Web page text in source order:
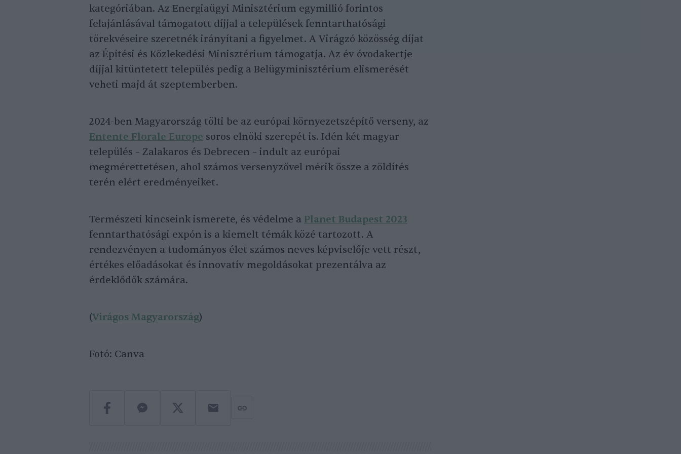
kategóriában. Az Energiaügyi Minisztérium egymillió forintos
felajánlásával támogatott díjjal a települések fenntarthatósági
törekvéseire szeretnék irányítani a figyelmet. A Virágzó közösség díjat
az Építési és Közlekedési Minisztérium támogatja. Az év óvodakertje
díjjal kitüntetett település pedig a Belügyminisztérium elismerését
veheti majd át szeptemberben.
2024-ben Magyarország tölti be az európai környezetszépítő verseny, az
Entente Florale Europe soros elnöki szerepét is. Idén két magyar
település – Zalakaros és Debrecen – indult az európai
megmérettetésen, ahol számos versenyzővel mérik össze a zöldítés
terén elért eredményeiket.
Természeti kincseink ismerete, és védelme a Planet Budapest 2023
fenntarthatósági expón is a kiemelt témák közé tartozott. A
rendezvényen a tudományos élet számos neves képviselője vett részt,
értékes előadásokat és innovatív megoldásokat prezentálva az
érdeklődők számára.
(Virágos Magyarország)
Fotó: Canva